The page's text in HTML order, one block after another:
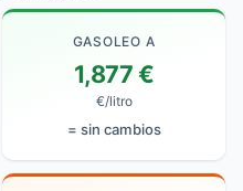
GASOLEO A
1,877 €
€/litro
= sin cambios